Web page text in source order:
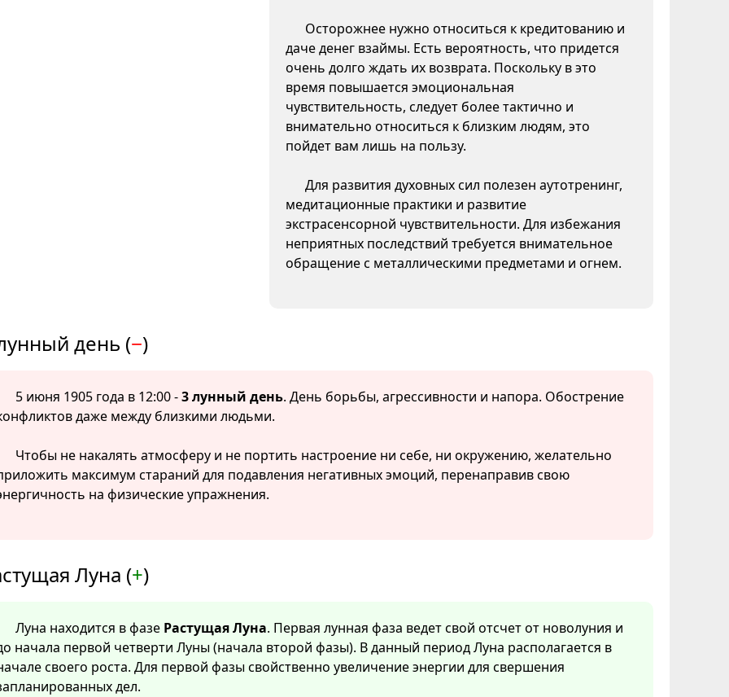
Осторожнее нужно относиться к кредитованию и
даче денег взаймы. Есть вероятность, что придется
очень долго ждать их возврата. Поскольку в это
время повышается эмоциональная
чувствительность, следует более тактично и
внимательно относиться к близким людям, это
пойдет вам лишь на пользу.
Для развития духовных сил полезен аутотренинг,
медитационные практики и развитие
экстрасенсорной чувствительности. Для избежания
неприятных последствий требуется внимательное
обращение с металлическими предметами и огнем.
день (−)
5 июня 1905 года в 12:00 -3 лунный день. День борьбы, агрессивности и напора. Обострение
даже между близкими людьми.
Чтобы не накалять атмосферу и не портить настроение ни себе, ни окружению, желательно
максимум стараний для подавления негативных эмоций, перенаправив свою
на физические упражнения.
Луна (+)
Луна находится в фазе Растущая Луна. Первая лунная фаза ведет свой отсчет от новолуния и
начала первой четверти Луны (начала второй фазы). В данный период Луна располагается в
своего роста. Для первой фазы свойственно увеличение энергии для свершения
дел.